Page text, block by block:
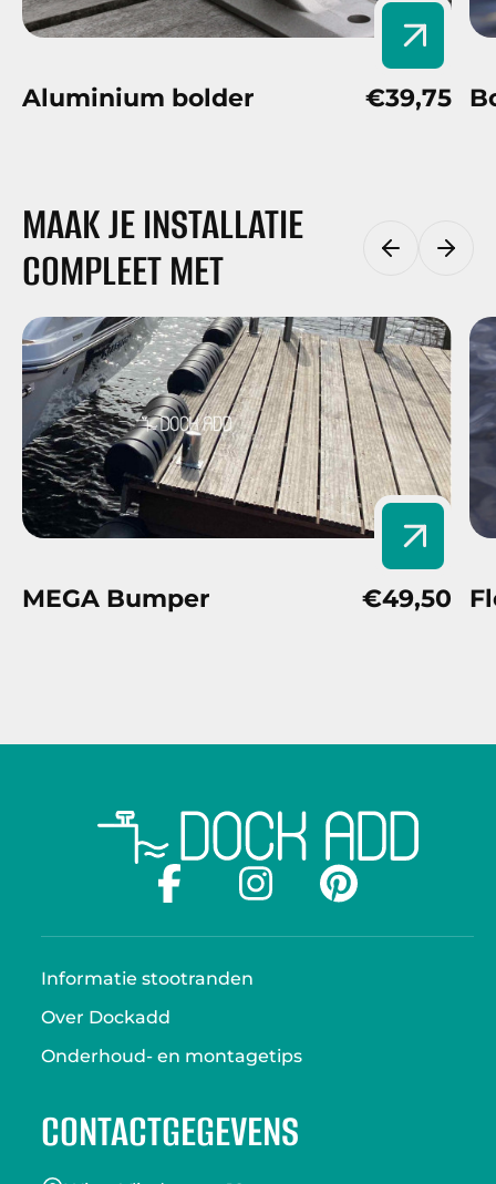
Aluminium bolder €39,75
MAAK JE INSTALLATIE
COMPLEET MET
MEGA Bumper €49,50
Informatie stootranden
Over Dockadd
Onderhoud- en montagetips
CONTACTGEGEVENS